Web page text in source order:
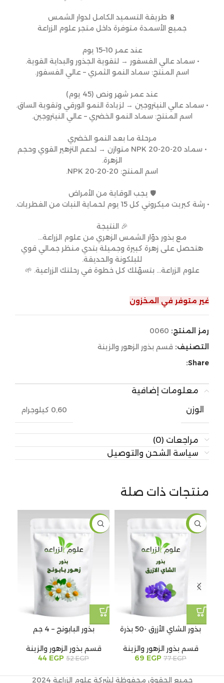
🔋 طريقة التسميد الكامل لدوار الشمس
جميع الأسمدة متوفرة داخل متجر علوم الزراعة
عند عمر 10–15 يوم
• سماد عالي الفسفور → لتقوية الجذور والبداية القوية.
اسم المنتج: سماد النمو الثمري – عالي الفسفور.
عند عمر شهر ونص (45 يوم)
• سماد عالي النيتروجين → لزيادة النمو الورقي وتقوية الساق.
اسم المنتج: سماد النمو الخضري – عالي النيتروجين.
مرحلة ما بعد النمو الخضري
• سماد NPK 20-20-20 متوازن → لدعم التزهير القوي وحجم
الزهرة.
اسم المنتج: NPK 20-20-20.
🛡 يجب الوقاية من الأمراض
• رشة كبريت ميكروني كل 15 يوم لحماية النبات من الفطريات.
🎉 النتيجة
مع بذور دوّار الشمس الزهري من علوم الزراعة…
هتحصل على زهرة كبيرة وجميلة بتدي منظر جمالي قوي
للبلكونة والحديقة.
علوم الزراعة… بتسهّلك كل خطوة في رحلتك الزراعية. 🌱
غير متوفر في المخزون
رمز المنتج: 0060
التصنيف: قسم بذور الزهور والزينة
Share:
معلومات إضافية
الوزن
0,60 كيلوجرام
مراجعات (0)
سياسة الشحن والتوصيل
منتجات ذات صلة
-10%
بذور الشاي الأزرق -50 بذرة
قسم بذور الزهور والزينة
77EGP
69 EGP
-15%
بذور البابونج – 4 جم
قسم بذور الزهور والزينة
52EGP
44 EGP
جميع الحقوق محفوظة لشركة علوم الزراعة 2024